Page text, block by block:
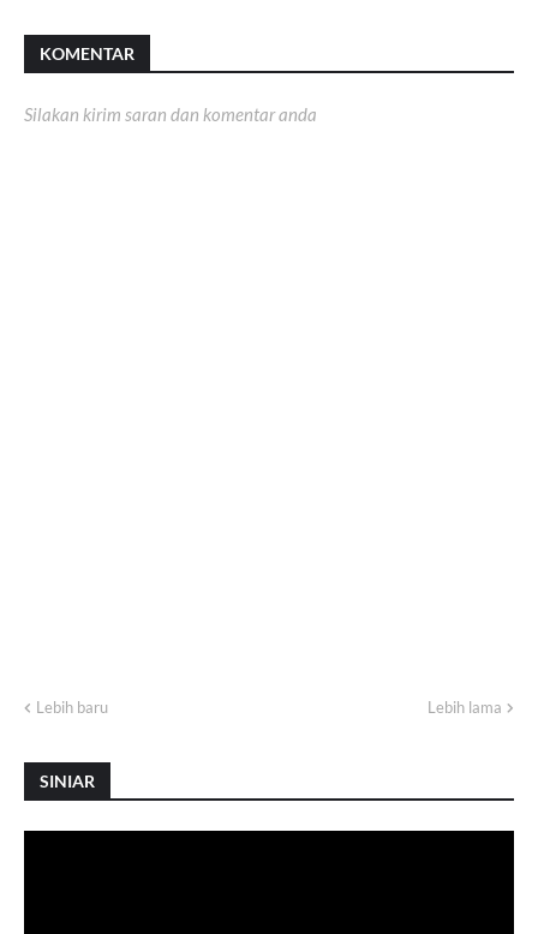
KOMENTAR
Silakan kirim saran dan komentar anda
Lebih baru Lebih lama
SINIAR